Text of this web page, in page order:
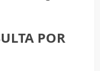
POR